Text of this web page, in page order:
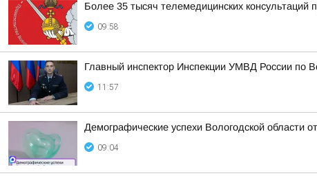
Более 35 тысяч телемедицинских консультаций
09:58
Главный инспектор Инспекции УМВД России по
11:57
Демографические успехи Вологодской области
09:04